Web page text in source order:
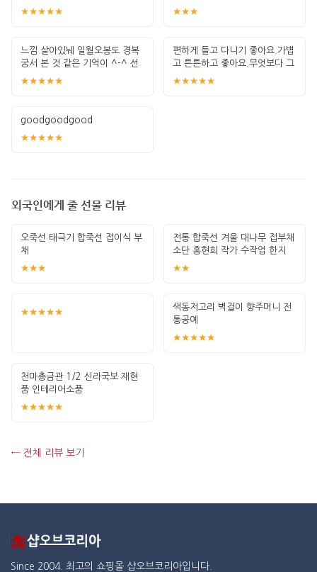
요^
★★★★★
없는게
★★★
느낌 살아있눼 일월오봉도 경복
궁서 본 것 같은 기억이 ^-^ 선
물용으로
★★★★★
편하게 들고 다니기 좋아요.가볍
고 튼튼하고 좋아요.무엇보다 그
림이 예뻐요
★★★★★
goodgoodgood
★★★★★
외국인에게 줄 선물 리뷰
오죽선 태극기 합죽선 접이식 부
채
★★★
전통 합죽선 겨울 대나무 접부채
소단 홍현희 작가 수작업 한지
그림 고급
★★
★★★★★
색동저고리 벽걸이 향주머니 전
통공예
★★★★★
천마총금관 1/2 신라국보 재현
품 인테리어소품
★★★★★
← 전체 리뷰 보기
Since 2004. 최고의 쇼핑몰 샵오브코리아입니다.